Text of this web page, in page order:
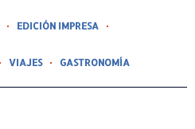
EDICIÓN IMPRESA
VIAJES GASTRONOMÍA